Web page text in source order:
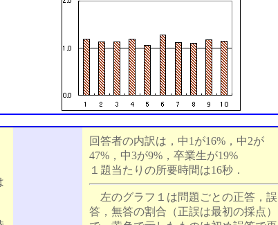
回答者の内訳は，中1が16%，中2が
47%，中3が9%，卒業生が19%
１題当たりの所要時間は16秒．
左のグラフ１は問題ごとの正答，誤
答，無答の割合（正誤は最初の採点）